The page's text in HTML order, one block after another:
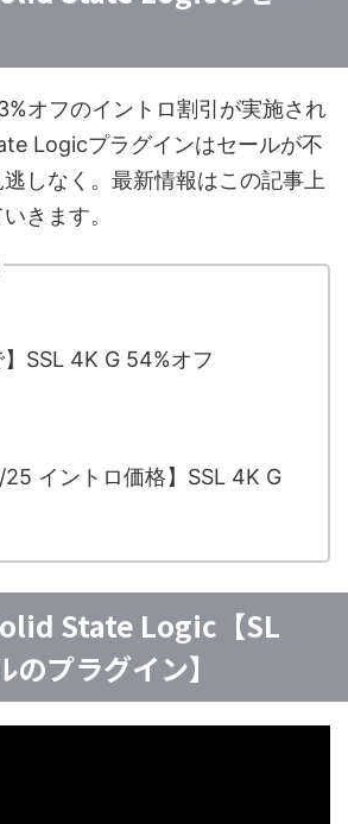
オフのイントロ割引が実施され
Logicプラグインはセールが不
しなく。最新情報はこの記事上
きます。
】SSL 4K G 54%オフ
25 イントロ価格】SSL 4K G
State Logic【SL
プラグイン】